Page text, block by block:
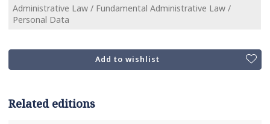
Administrative Law / Fundamental Administrative Law /
Personal Data
Add to wishlist
Related editions